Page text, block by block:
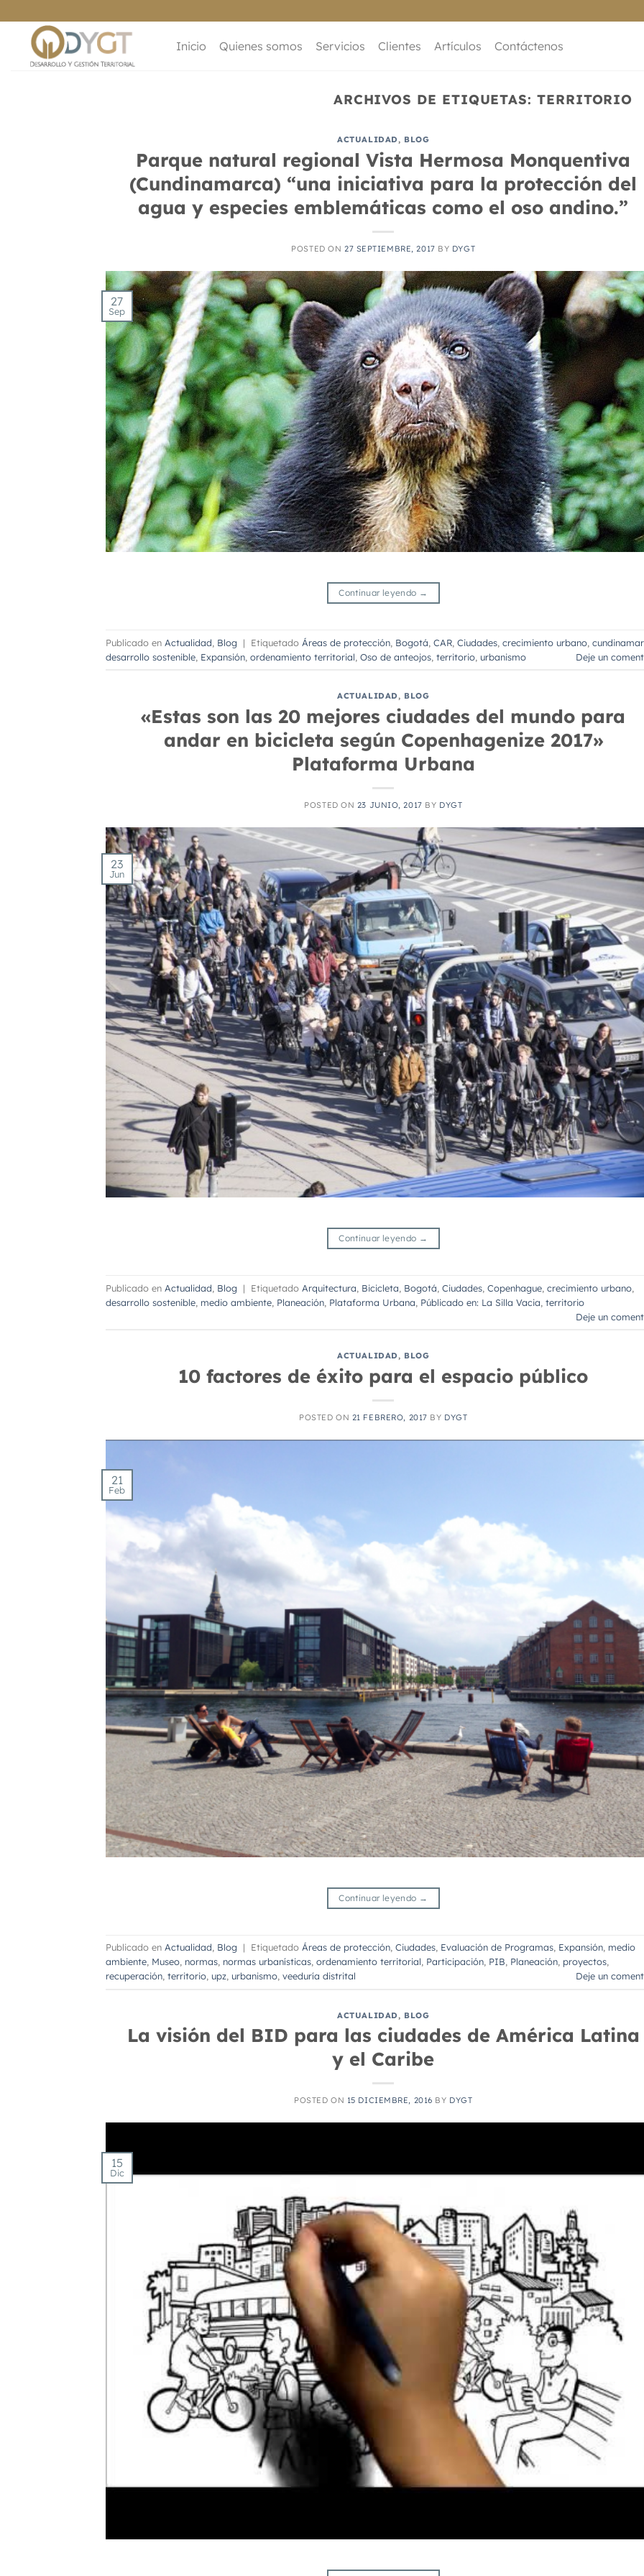
al
contenido
Inicio Quienes somos Servicios Clientes Artículos Contáctenos
ARCHIVOS DE ETIQUETAS: TERRITORIO
ACTUALIDAD, BLOG
Parque natural regional Vista Hermosa Monquentiva
(Cundinamarca) “una iniciativa para la protección del
agua y especies emblemáticas como el oso andino.”
POSTED ON 27 SEPTIEMBRE, 2017 BY DYGT
27
Sep
Continuar leyendo →
Publicado en Actualidad Blog | Etiquetado Áreas de protección Bogotá CAR Ciudades crecimiento urbano
desarrollo sostenible Expansión ordenamiento territorial Oso de anteojos territorio urbanismo Deje un
ACTUALIDAD, BLOG
«Estas son las 20 mejores ciudades del mundo para
andar en bicicleta según Copenhagenize 2017»
Plataforma Urbana
POSTED ON 23 JUNIO, 2017 BY DYGT
23
Jun
Continuar leyendo →
Publicado en Actualidad Blog | Etiquetado Arquitectura Bicicleta Bogotá Ciudades Copenhague crecimiento urbano
desarrollo sostenible medio ambiente Planeación Plataforma Urbana Públicado en: La Silla Vacia territorio
Deje un
ACTUALIDAD, BLOG
10 factores de éxito para el espacio público
POSTED ON 21 FEBRERO, 2017 BY DYGT
21
Feb
Continuar leyendo →
Publicado en Actualidad Blog | Etiquetado Áreas de protección Ciudades Evaluación de Programas Expansión medio
ambiente Museo normas normas urbanísticas ordenamiento territorial Participación PIB Planeación proyectos
recuperación territorio upz urbanismo veeduría distrital Deje un
ACTUALIDAD, BLOG
La visión del BID para las ciudades de América Latina
y el Caribe
POSTED ON 15 DICIEMBRE, 2016 BY DYGT
15
Dic